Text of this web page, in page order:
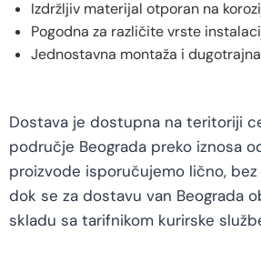
Izdržljiv materijal otporan na
Pogodna za različite vrste
Jednostavna montaža i
Dostava je dostupna na teritoriji
područje Beograda preko iznosa
proizvode isporučujemo lično,
dok se za dostavu van Beograda
skladu sa tarifnikom kurirske